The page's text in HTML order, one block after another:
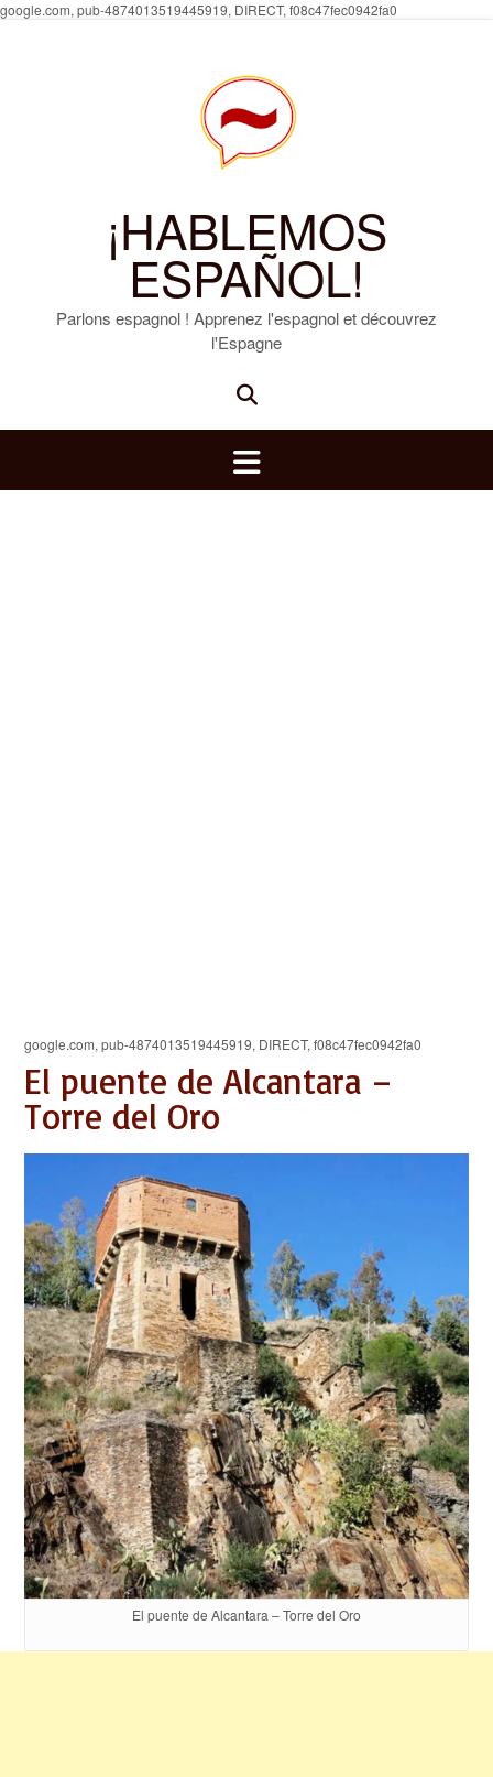
google.com, pub-4874013519445919, DIRECT, f08c47fec0942fa0
¡HABLEMOS
ESPAÑOL!
Parlons espagnol ! Apprenez l'espagnol et découvrez
l'Espagne
google.com, pub-4874013519445919, DIRECT, f08c47fec0942fa0
El puente de Alcantara –
Torre del Oro
El puente de Alcantara – Torre del Oro